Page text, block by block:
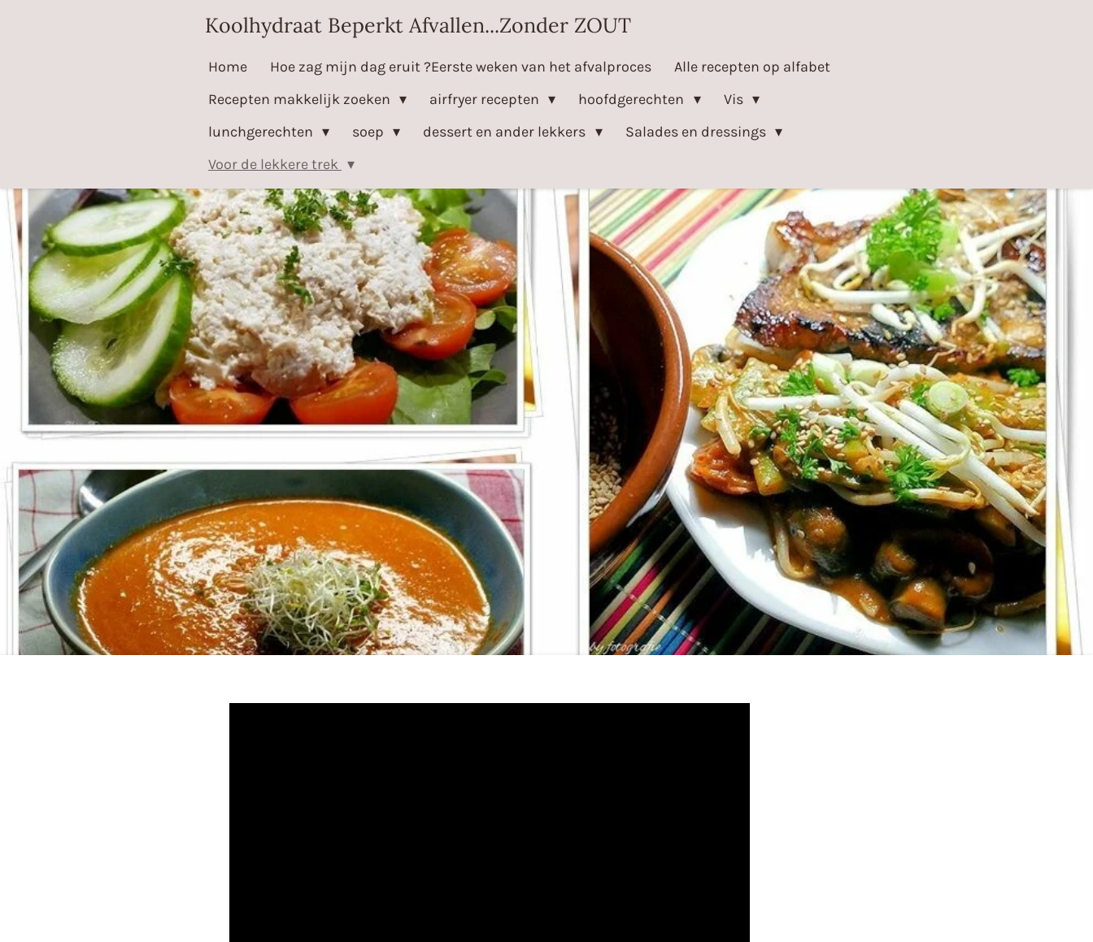
Koolhydraat Beperkt Afvallen...Zonder ZOUT
Home Hoe zag mijn dag eruit ?Eerste weken van het afvalproces
Alle recepten op alfabet
Recepten makkelijk zoeken
airfryer recepten hoofdgerechten
Vis
lunchgerechten
soep dessert en ander lekkers
Salades en dressings
Voor de lekkere trek